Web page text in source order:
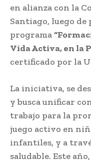
en alianza con la
Santiago, luego
programa
Vida Activa, en la
certificado por la
La iniciativa, se
y busca unificar
trabajo para la
juego activo en
infantiles, y a
saludable. Este